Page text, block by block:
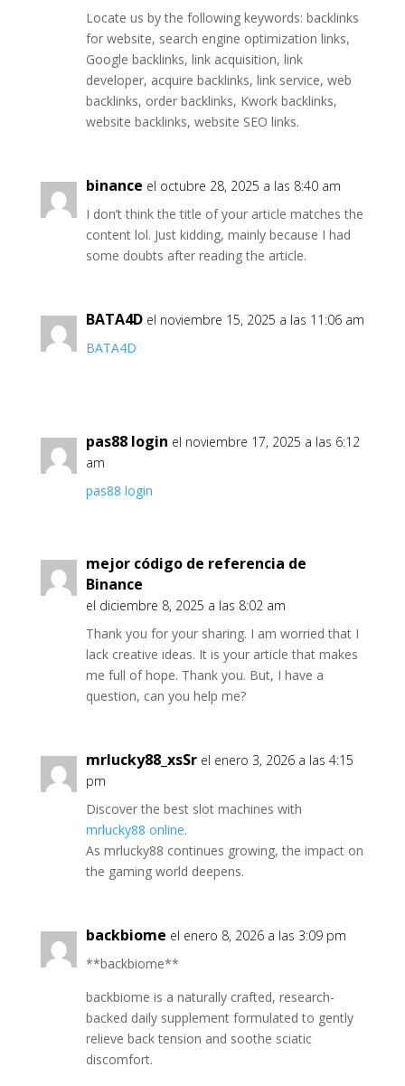
Locate us by the following keywords: backlinks
for website, search engine optimization links,
Google backlinks, link acquisition, link
developer, acquire backlinks, link service, web
backlinks, order backlinks, Kwork backlinks,
website backlinks, website SEO links.
binance el octubre 28, 2025 a las 8:40 am
I don’t think the title of your article matches the
content lol. Just kidding, mainly because I had
some doubts after reading the article.
BATA4D el noviembre 15, 2025 a las 11:06 am
BATA4D
pas88 login el noviembre 17, 2025 a las 6:12
am
pas88 login
mejor código de referencia de
Binance
el diciembre 8, 2025 a las 8:02 am
Thank you for your sharing. I am worried that I
lack creative ideas. It is your article that makes
me full of hope. Thank you. But, I have a
question, can you help me?
mrlucky88_xsSr el enero 3, 2026 a las 4:15
pm
Discover the best slot machines with
mrlucky88 online.
As mrlucky88 continues growing, the impact on
the gaming world deepens.
backbiome el enero 8, 2026 a las 3:09 pm
**backbiome**
backbiome is a naturally crafted, research-
backed daily supplement formulated to gently
relieve back tension and soothe sciatic
discomfort.